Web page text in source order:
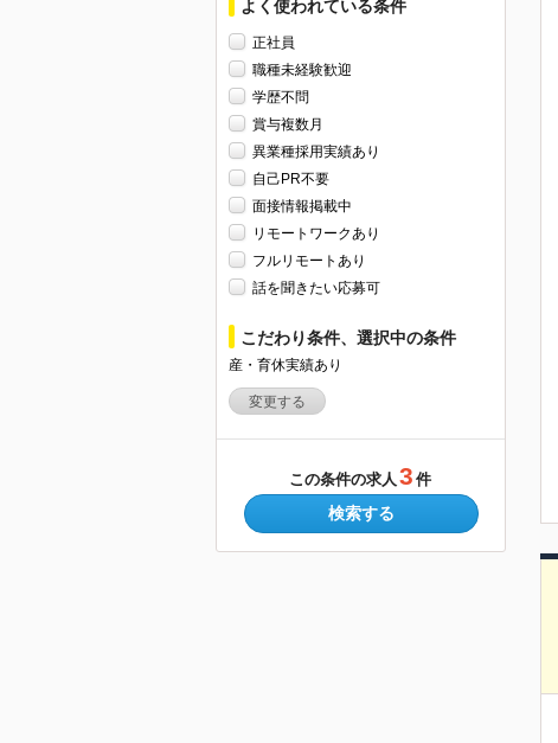
よく使われている条件
正社員
職種未経験歓迎
学歴不問
賞与複数月
異業種採用実績あり
自己PR不要
面接情報掲載中
リモートワークあり
フルリモートあり
話を聞きたい応募可
こだわり条件、選択中の条件
産・育休実績あり
変更する
この条件の求人 3 件
検索する